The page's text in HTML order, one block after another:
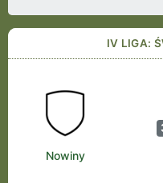
IV LIGA:
Nowiny